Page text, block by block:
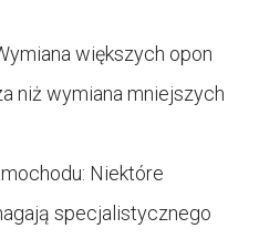
większych opon
niż wymiana mniejszych
Niektóre
specjalistycznego